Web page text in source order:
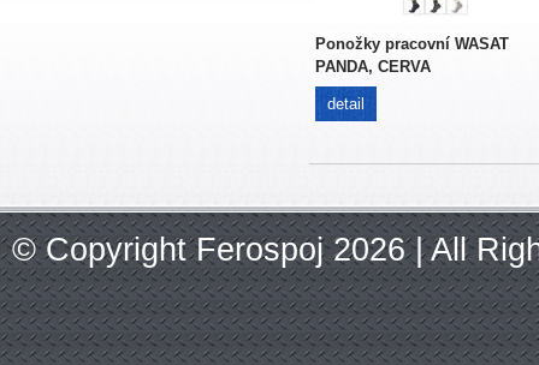
Ponožky pracovní WASAT
PANDA, CERVA
detail
© Copyright Ferospoj 2026 | All